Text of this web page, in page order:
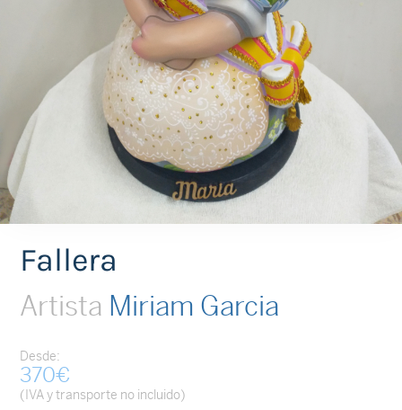
Fallera
Artista Miriam Garcia
Desde:
370€
(IVA y transporte no incluido)